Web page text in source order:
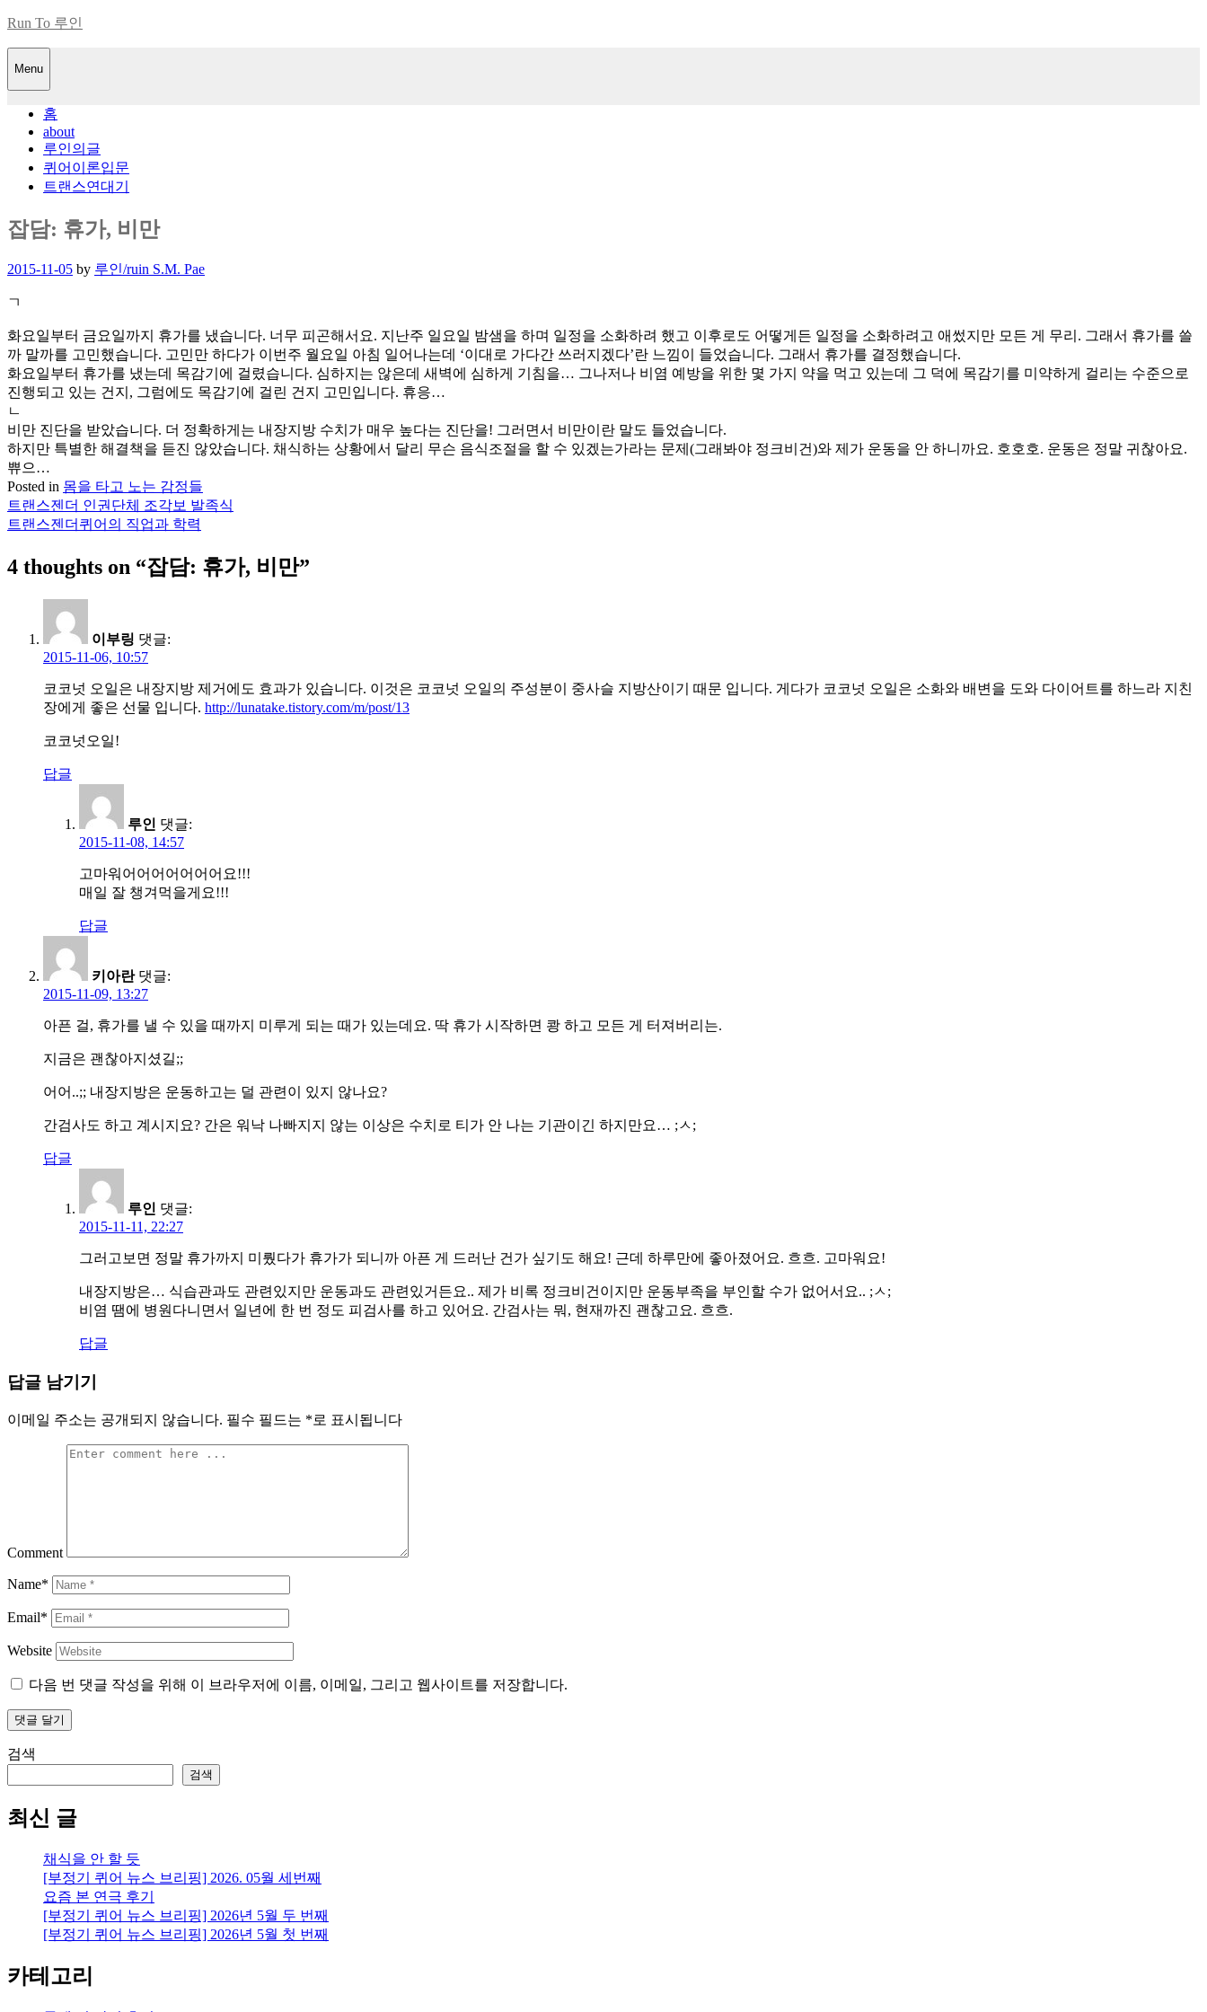
Skip
content
Run To 루인
Menu
홈
about
루인의글
퀴어이론입문
트랜스연대기
잡담: 휴가, 비만
Posted
2015-11-05 by 루인/ruin S.M. Pae
ㄱ
화요일부터 금요일까지 휴가를 냈습니다. 너무 피곤해서요. 지난주 일요일 밤샘을 하며 일정을 소화하려 했고 이후로도 어떻게든 일정을 소화하려고 애썼지만 모든 게 무리. 그래서 휴가를 쓸
까 말까를 고민했습니다. 고민만 하다가 이번주 월요일 아침 일어나는데 ‘이대로 가다간 쓰러지겠다’란 느낌이 들었습니다. 그래서 휴가를 결정했습니다.
화요일부터 휴가를 냈는데 목감기에 걸렸습니다. 심하지는 않은데 새벽에 심하게 기침을… 그나저나 비염 예방을 위한 몇 가지 약을 먹고 있는데 그 덕에 목감기를 미약하게 걸리는 수준으로
진행되고 있는 건지, 그럼에도 목감기에 걸린 건지 고민입니다. 휴응…
ㄴ
비만 진단을 받았습니다. 더 정확하게는 내장지방 수치가 매우 높다는 진단을! 그러면서 비만이란 말도 들었습니다.
하지만 특별한 해결책을 듣진 않았습니다. 채식하는 상황에서 달리 무슨 음식조절을 할 수 있겠는가라는 문제(그래봐야 정크비건)와 제가 운동을 안 하니까요. 호호호. 운동은 정말 귀찮아요.
쀼으…
Posted in 몸을 타고 노는 감정들
글
색
트랜스젠더 인권단체 조각보 발족식
트랜스젠더퀴어의 직업과 학력
4 thoughts on “잡담: 휴가, 비만”
이부링 댓글:
2015-11-06, 10:57
코코넛 오일은 내장지방 제거에도 효과가 있습니다. 이것은 코코넛 오일의 주성분이 중사슬 지방산이기 때문 입니다. 게다가 코코넛 오일은 소화와 배변을 도와 다이어트를 하느라 지친
장에게 좋은 선물 입니다. http://lunatake.tistory.com/m/post/13
코코넛오일!
답글
루인 댓글:
2015-11-08, 14:57
고마워어어어어어어어요!!!
매일 잘 챙겨먹을게요!!!
답글
키아란 댓글:
2015-11-09, 13:27
아픈 걸, 휴가를 낼 수 있을 때까지 미루게 되는 때가 있는데요. 딱 휴가 시작하면 쾅 하고 모든 게 터져버리는.
지금은 괜찮아지셨길;;
어어..;; 내장지방은 운동하고는 덜 관련이 있지 않나요?
간검사도 하고 계시지요? 간은 워낙 나빠지지 않는 이상은 수치로 티가 안 나는 기관이긴 하지만요… ;ㅅ;
답글
루인 댓글:
2015-11-11, 22:27
그러고보면 정말 휴가까지 미뤘다가 휴가가 되니까 아픈 게 드러난 건가 싶기도 해요! 근데 하루만에 좋아졌어요. 흐흐. 고마워요!
내장지방은… 식습관과도 관련있지만 운동과도 관련있거든요.. 제가 비록 정크비건이지만 운동부족을 부인할 수가 없어서요.. ;ㅅ;
비염 땜에 병원다니면서 일년에 한 번 정도 피검사를 하고 있어요. 간검사는 뭐, 현재까진 괜찮고요. 흐흐.
답글
답글 남기기
이메일 주소는 공개되지 않습니다. 필수 필드는 *로 표시됩니다
Comment
Name*
Email*
Website
다음 번 댓글 작성을 위해 이 브라우저에 이름, 이메일, 그리고 웹사이트를 저장합니다.
검색
검색
최신 글
채식을 안 할 듯
[부정기 퀴어 뉴스 브리핑] 2026. 05월 세번째
요즘 본 연극 후기
[부정기 퀴어 뉴스 브리핑] 2026년 5월 두 번째
[부정기 퀴어 뉴스 브리핑] 2026년 5월 첫 번째
카테고리